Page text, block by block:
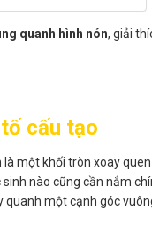
quanh hình nón, giải
cấu tạo
một khối tròn xoay
nào cũng cần nắm
một cạnh góc